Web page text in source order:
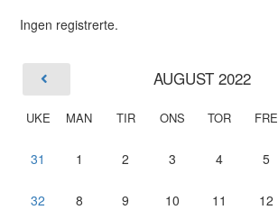
Ingen registrerte.
AUGUST 2022
UKE MAN TIR ONS TOR FRE
31 1 2 3 4 5
32 8 9 10 11 12